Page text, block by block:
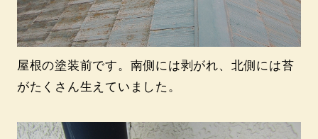
屋根の塗装前です。南側には剥がれ、北側には苔
がたくさん生えていました。